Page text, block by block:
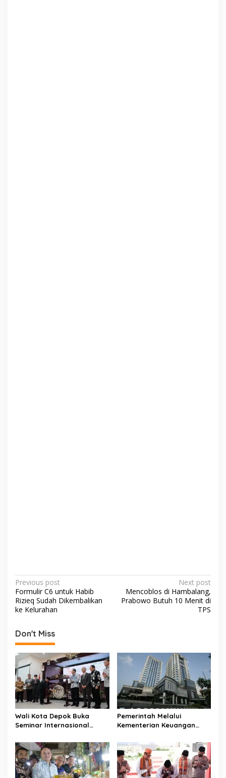
P
o
s
t
n
a
v
i
g
a
t
i
o
n
Previous post
Formulir C6 untuk Habib
Rizieq Sudah Dikembalikan
ke Kelurahan
Next post
Mencoblos di Hambalang,
Prabowo Butuh 10 Menit di
TPS
Don't Miss
Wali Kota Depok Buka
Seminar Internasional
Workshop 2023
Pemerintah Melalui
Kementerian Keuangan
Mencapai 60-80 Persen